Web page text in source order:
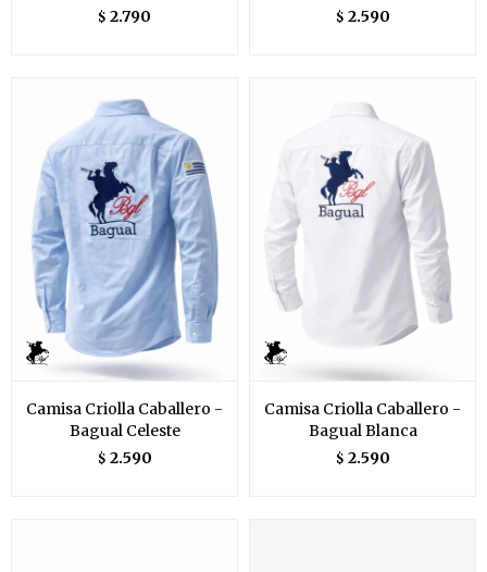
$ 2.790 $ 2.590
Camisa Criolla Caballero -
Bagual Celeste
$ 2.590
Camisa Criolla Caballero -
Bagual Blanca
$ 2.590